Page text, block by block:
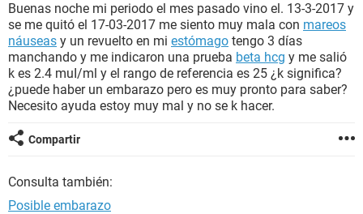
BIENESTAR
SEXUALIDAD
GLOSARIO
Buenas noche mi periodo el mes pasado vino el. 13-3-2017 y
se me quitó el 17-03-2017 me siento muy mala con mareos
náuseas y un revuelto en mi estómago tengo 3 días
manchando y me indicaron una prueba beta hcg y me salió
k es 2.4 muI/ml y el rango de referencia es 25 ¿k significa?
¿puede haber un embarazo pero es muy pronto para saber?
Necesito ayuda estoy muy mal y no se k hacer.
Compartir
Consulta también:
Posible embarazo